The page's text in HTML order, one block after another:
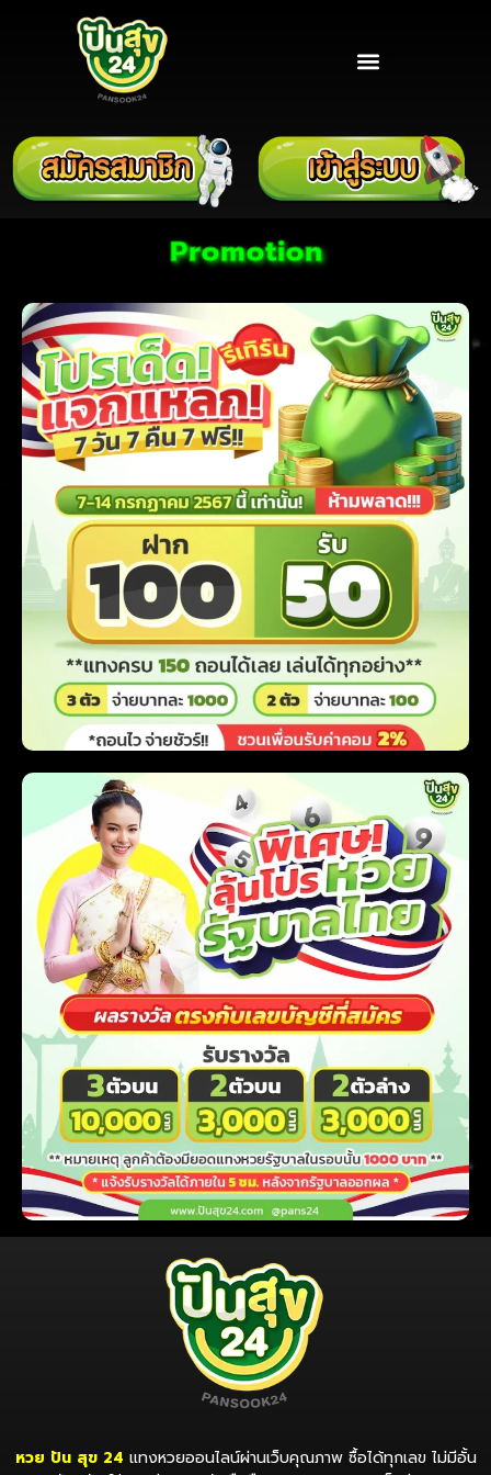
Promotion
หวย ปัน สุข 24 แทงหวยออนไลน์ผ่านเว็บคุณภาพ ซื้อได้ทุกเลข ไม่มีอั้น